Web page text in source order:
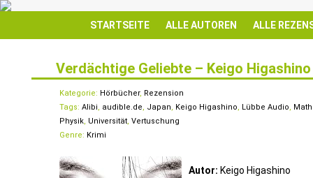
STARTSEITE ALLE AUTOREN ALLE
Verdächtige Geliebte – Keigo
Kategorie: Hörbücher, Rezension
Tags: Alibi, audible.de, Japan, Keigo Higashino, Lübbe Audio,
Physik, Universität, Vertuschung
Genre: Krimi
Autor: Keigo Higashino